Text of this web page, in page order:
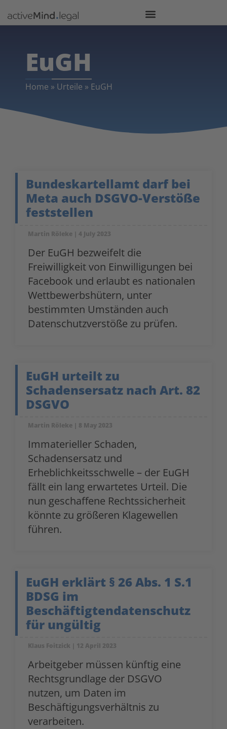
EuGH
Home » Urteile » EuGH
Bundeskartellamt darf bei
Meta auch DSGVO-Verstöße
feststellen
Martin Röleke 4 July 2023
Der EuGH bezweifelt die
Freiwilligkeit von Einwilligungen bei
Facebook und erlaubt es nationalen
Wettbewerbshütern, unter
bestimmten Umständen auch
Datenschutzverstöße zu prüfen.
EuGH urteilt zu
Schadensersatz nach Art. 82
DSGVO
Martin Röleke 8 May 2023
Immaterieller Schaden,
Schadensersatz und
Erheblichkeitsschwelle – der EuGH
fällt ein lang erwartetes Urteil. Die
nun geschaffene Rechtssicherheit
könnte zu größeren Klagewellen
führen.
EuGH erklärt § 26 Abs. 1 S.1
BDSG im
Beschäftigtendatenschutz
für ungültig
Klaus Foitzick 12 April 2023
Arbeitgeber müssen künftig eine
Rechtsgrundlage der DSGVO
nutzen, um Daten im
Beschäftigungsverhältnis zu
verarbeiten.